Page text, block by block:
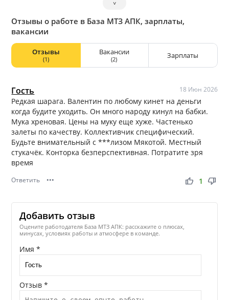
Виробничі потужності підприємства розташовані в 50 км
від Києва у селі Шевченкове. Основним напрямком
діяльності компанії є переробка зернових культур. ТОВ
агропромислового комплексу» є одним із лідерів по
виробництву пшеничного борошна.
˅
Отзывы о работе в База МТЗ АПК, зарплаты,
вакансии
Отзывы
(1)
Вакансии
(2) Зарплаты
Гость 18 Июн 2026
Редкая шарага. Валентин по любому кинет на деньги
когда будите уходить. Он много народу кинул на бабки.
Мука хреновая. Цены на муку еще хуже. Частенько
залеты по качеству. Коллективчик специфический.
Будьте внимательный с ***лизом Мякотой. Местный
стукачёк. Конторка безперспективная. Потратите зря
время
Ответить ••• thumb_up thumb_down
1
Добавить отзыв
Оцените работодателя База МТЗ АПК: расскажите о плюсах,
минусах, условиях работы и атмосфере в команде.
Имя *
Отзыв *